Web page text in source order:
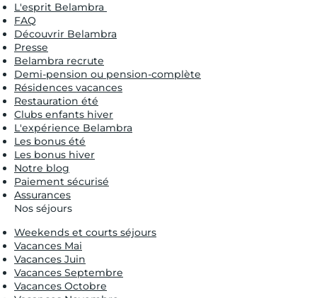
L'esprit Belambra
FAQ
Découvrir Belambra
Presse
Belambra recrute
Demi-pension ou pension-complète
Résidences vacances
Restauration été
Clubs enfants hiver
L'expérience Belambra
Les bonus été
Les bonus hiver
Notre blog
Paiement sécurisé
Assurances
Nos séjours
Weekends et courts séjours
Vacances Mai
Vacances Juin
Vacances Septembre
Vacances Octobre